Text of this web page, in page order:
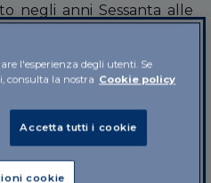
negli anni Sessanta alle
due forme chimiche
un potente effetto anti-
la formazione dei vasi
danni ai feti in
l'esperienza degli utenti. Se
consulta la nostra Cookie policy
Accetta tutti i cookie
cookie